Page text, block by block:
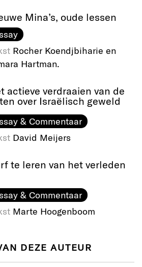
Mina’s, oude lessen
Rocher Koendjbiharie en
Hartman.
actieve verdraaien van de
over Israëlisch geweld
& Commentaar
David Meijers
te leren van het verleden
& Commentaar
Marte Hoogenboom
DEZE AUTEUR